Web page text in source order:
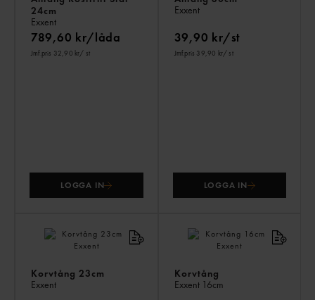
24cm
Exxent
789,60 kr/låda
Jmf.pris 32,90 kr/ st
LOGGA IN
Exxent
39,90 kr/st
Jmf.pris 39,90 kr/ st
LOGGA IN
Korvtång 23cm
Exxent
Korvtång
Exxent 16cm